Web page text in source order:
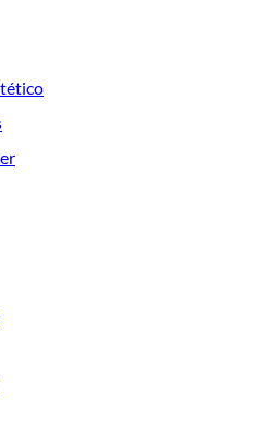
son factores importantes al
por ello contamos con una amplia
en Hervidores Eléctricos. De esta
excelencia y satisfacción